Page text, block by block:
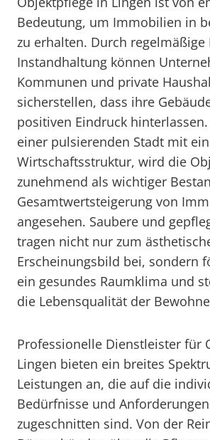
Bedeutung, um Immobilien in
zu erhalten. Durch regelmäßige
Instandhaltung können
Kommunen und private
sicherstellen, dass ihre
positiven Eindruck
einer pulsierenden Stadt mit
Wirtschaftsstruktur, wird die
zunehmend als wichtiger
Gesamtwertsteigerung von
angesehen. Saubere und
tragen nicht nur zum
Erscheinungsbild bei, sondern
ein gesundes Raumklima und
die Lebensqualität der
Professionelle Dienstleister für
Lingen bieten ein breites
Leistungen an, die auf die
Bedürfnisse und
zugeschnitten sind. Von der